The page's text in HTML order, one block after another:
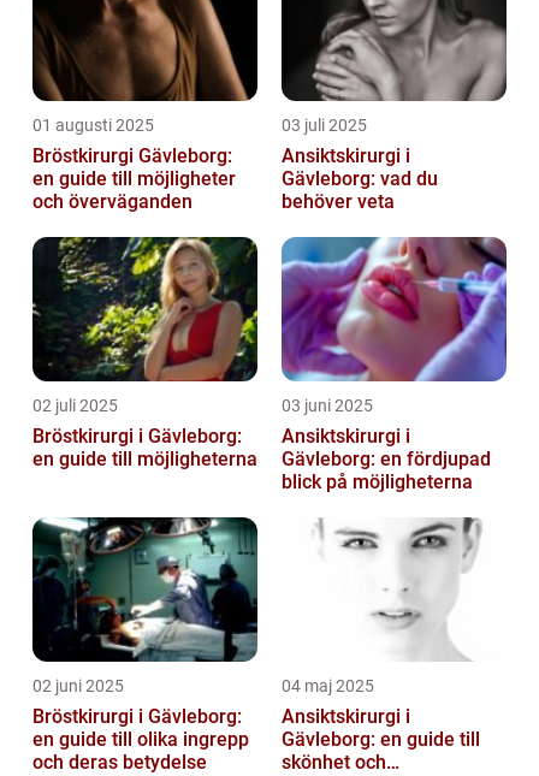
01 augusti 2025
Bröstkirurgi Gävleborg:
en guide till möjligheter
och överväganden
03 juli 2025
Ansiktskirurgi i
Gävleborg: vad du
behöver veta
02 juli 2025
Bröstkirurgi i Gävleborg:
en guide till möjligheterna
03 juni 2025
Ansiktskirurgi i
Gävleborg: en fördjupad
blick på möjligheterna
02 juni 2025
Bröstkirurgi i Gävleborg:
en guide till olika ingrepp
och deras betydelse
04 maj 2025
Ansiktskirurgi i
Gävleborg: en guide till
skönhet och